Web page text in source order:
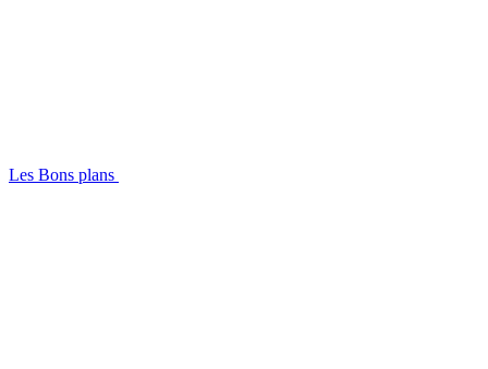
Les Bons plans